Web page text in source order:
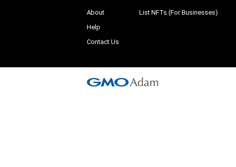
About
Help
Contact Us
List NFTs (For Businesses)